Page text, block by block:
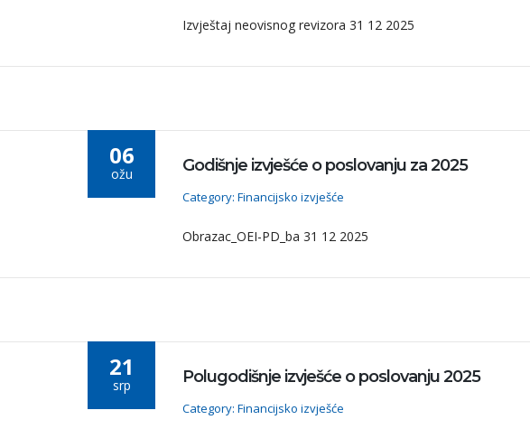
Izvještaj neovisnog revizora 31 12 2025
06
ožu Godišnje izvješće o poslovanju za 2025
Category: Financijsko izvješće
Obrazac_OEI-PD_ba 31 12 2025
21
srp Polugodišnje izvješće o poslovanju 2025
Category: Financijsko izvješće